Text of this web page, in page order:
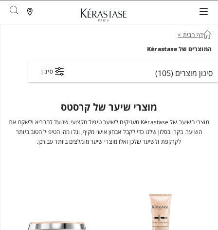
דף הבית >
המוצרים של Kérastase
סינון מוצרים (105) סינון
מוצרי שיער של קרסטס
מוצרי השיער של Kérastase מעניקים לשיער טיפול מקצועי שנועד להבריא ולשקם את
השיער. בקרו בסלון שלנו כדי לקבל אבחון אישי מקיף, וגלו מהו הטיפול הטוב ביותר
לקרקפת ולשיער שלכן ואלו מוצרי שיער מומלצים ביותר עבורכן.